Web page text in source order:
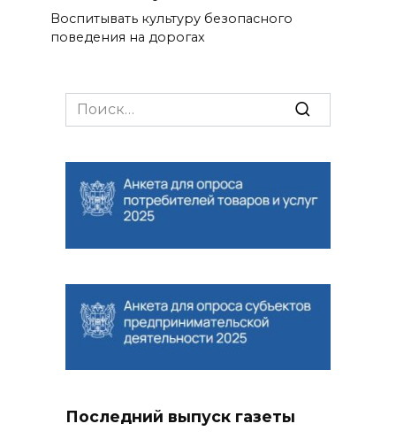
Воспитывать культуру безопасного
поведения на дорогах
Search
for:
Последний выпуск газеты